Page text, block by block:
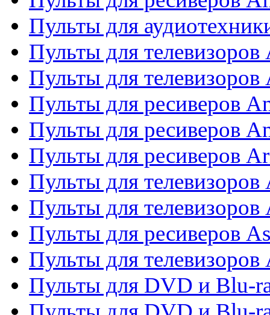
Пульты для
Пульты для
Пульты для
Пульты для ресиверов
Пульты для ресиверов
Пульты для ресиверов
Пульты для
Пульты для телевизоров
Пульты для ресиверов
Пульты для телевизоров
Пульты для DVD и Blu-